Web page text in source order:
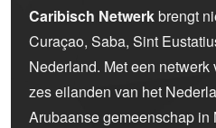
Caribisch Netwerkbrengt
Curaçao, Saba, Sint
Nederland. Met een
zes eilanden van het
Arubaanse gemeenschap